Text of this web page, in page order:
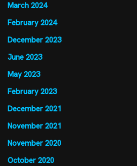
March 2024
February 2024
December 2023
June 2023
May 2023
February 2023
December 2021
November 2021
November 2020
October 2020